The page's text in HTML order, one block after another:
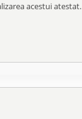
acestui atestat.